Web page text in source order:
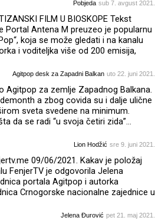
Pobjeda sub 7. avgust 2021.
FILM U BIOSKOPE Tekst
Portal Antena M preuzeo je popularnu
koja se može gledati i na kanalu
i voditeljka više od 200 emisija,
sa poznatim sineastima,
Agitpop desk za Zapadni Balkan uto 22. juni 2021.
Agitpop za zemlje Zapadnog Balkana.
a zbog covida su i dalje ulične
sveta svedene na minimum.
da se radi “u svoja četiri zida”...
Lion Hodžić sre 9. juni 2021.
09/06/2021. Kakav je položaj
FenjerTV je odgovorila Jelena
portala Agitpop i autorka
Crnogorske nacionalne zajednice u
Rekla bih da su t
Jelena Đurović pet 21. maj 2021.